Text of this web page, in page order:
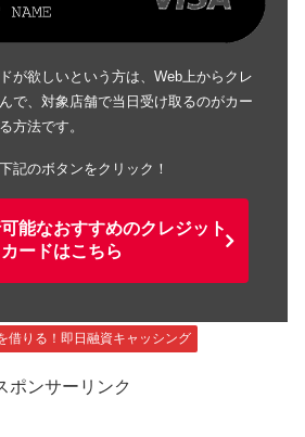
が欲しいという方は、Web上からクレ
で、対象店舗で当日受け取るのがカー
方法です。
記のボタンをクリック！
能なおすすめのクレジット
カードはこちら
借りる！即日融資キャッシング
ポンサーリンク